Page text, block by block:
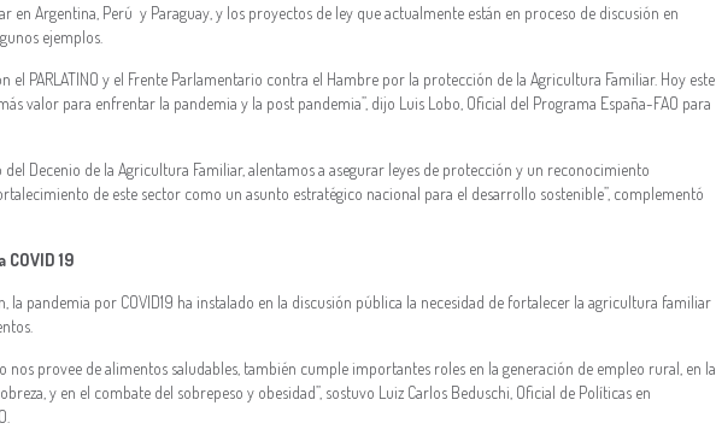
en Argentina, Perú y Paraguay, y los proyectos de ley que actualmente están en proceso de discusión en
ejemplos.
el PARLATINO y el Frente Parlamentario contra el Hambre por la protección de la Agricultura Familiar. Hoy este
valor para enfrentar la pandemia y la post pandemia”, dijo Luis Lobo, Oficial del Programa España-FAO para
del Decenio de la Agricultura Familiar, alentamos a asegurar leyes de protección y un reconocimiento
de este sector como un asunto estratégico nacional para el desarrollo sostenible”, complementó
19
la pandemia por COVID19 ha instalado en la discusión pública la necesidad de fortalecer la agricultura familiar
nos provee de alimentos saludables, también cumple importantes roles en la generación de empleo rural, en la
y en el combate del sobrepeso y obesidad”, sostuvo Luiz Carlos Beduschi, Oficial de Políticas en